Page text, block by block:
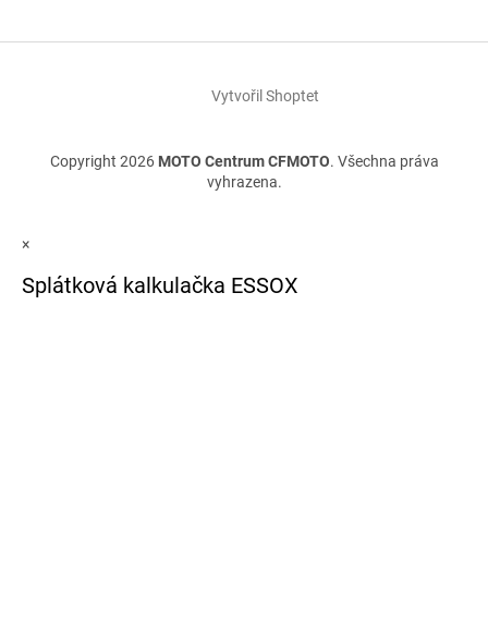
Vytvořil Shoptet
Copyright 2026 MOTO Centrum CFMOTO. Všechna práva
vyhrazena.
×
Splátková kalkulačka ESSOX